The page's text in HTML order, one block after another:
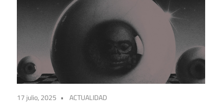
17 julio, 2025 ACTUALIDAD